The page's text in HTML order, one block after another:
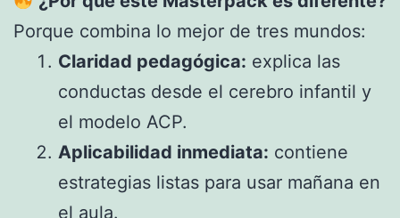
Porque combina lo mejor de tres mundos:
Claridad pedagógica: explica las
conductas desde el cerebro infantil y
el modelo ACP.
Aplicabilidad inmediata: contiene
estrategias listas para usar mañana en
el aula.